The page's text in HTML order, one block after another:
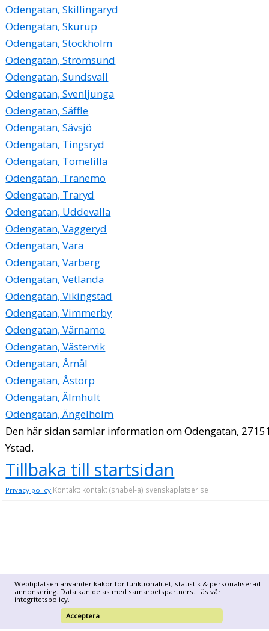
Webbplatsen använder kakor för funktionalitet, statistik & personaliserad
annonsering. Data kan delas med samarbetspartners. Läs vår
integritetspolicy.
Acceptera
Odengatan, Skillingaryd
Odengatan, Skurup
Odengatan, Stockholm
Odengatan, Strömsund
Odengatan, Sundsvall
Odengatan, Svenljunga
Odengatan, Säffle
Odengatan, Sävsjö
Odengatan, Tingsryd
Odengatan, Tomelilla
Odengatan, Tranemo
Odengatan, Traryd
Odengatan, Uddevalla
Odengatan, Vaggeryd
Odengatan, Vara
Odengatan, Varberg
Odengatan, Vetlanda
Odengatan, Vikingstad
Odengatan, Vimmerby
Odengatan, Värnamo
Odengatan, Västervik
Odengatan, Åmål
Odengatan, Åstorp
Odengatan, Älmhult
Odengatan, Ängelholm
Den här sidan samlar information om Odengatan,
Ystad.
Tillbaka till startsidan
Privacy policy Kontakt: kontakt (snabel-a) svenskaplatser.se